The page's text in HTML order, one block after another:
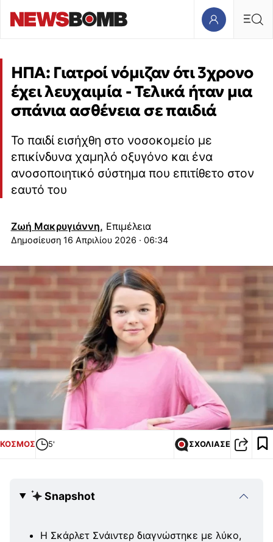
ΗΠΑ: Γιατροί νόμιζαν ότι 3χρονο
έχει λευχαιμία - Τελικά ήταν μια
σπάνια ασθένεια σε παιδιά
Το παιδί εισήχθη στο νοσοκομείο με
επικίνδυνα χαμηλό οξυγόνο και ένα
ανοσοποιητικό σύστημα που επιτίθετο στον
εαυτό του
Ζωή Μακρυγιάννη, Επιμέλεια
16 Απριλίου 2026 · 06:34
ΚΟΣΜΟΣ 5' ΣΧΟΛΙΑΣΕ
Snapshot
Η Σκάρλετ Σνάιντερ διαγνώστηκε με λύκο,